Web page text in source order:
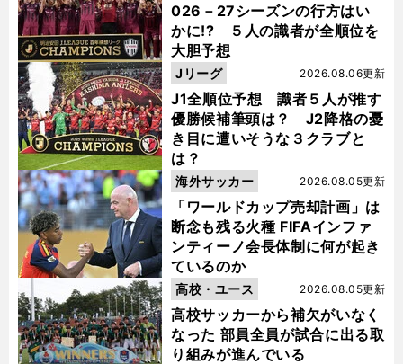
026－27シーズンの行方はい
かに!? ５人の識者が全順位を
大胆予想
J1全順位予想 識者５人が推す
優勝候補筆頭は？ J2降格の憂
き目に遭いそうな３クラブと
は？
2026.08.06更新
Jリーグ
「ワールドカップ売却計画」は
断念も残る火種 FIFAインファ
ンティーノ会長体制に何が起き
ているのか
2026.08.05更新
海外サッカー
高校サッカーから補欠がいなく
なった 部員全員が試合に出る取
り組みが進んでいる
2026.08.05更新
高校・ユース